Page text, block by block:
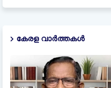
കേരള വാർത്തകൾ